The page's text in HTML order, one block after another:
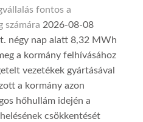
fontos a
számára 2026-08-08
négy nap alatt 8,32 MWh
a kormány felhívásához
vezetékek gyártásával
a kormány azon
hőhullám idején a
csökkentését